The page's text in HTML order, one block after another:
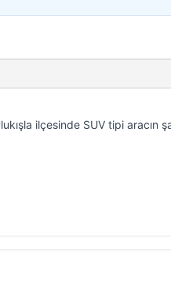
ilçesinde SUV tipi aracın